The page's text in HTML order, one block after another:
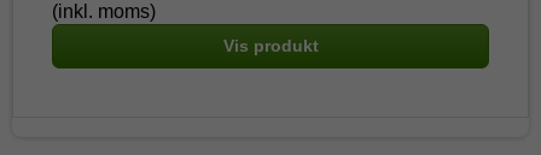
(inkl. moms)
Vis produkt